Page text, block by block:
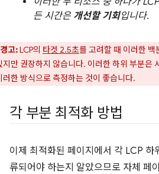
든 시간은 개선할 기회입니다.
경고:LCP의 타겟 2.5초를 고려할 때 이러한
지만 권장하지 않습니다. 이러한 하위 부분은
러한 방식으로 측정하는 것이 좋습니다.
각 부분 최적화 방법
이제 최적화된 페이지에서 각 LCP 하
류되어야 하는지 알았으므로 자체 페